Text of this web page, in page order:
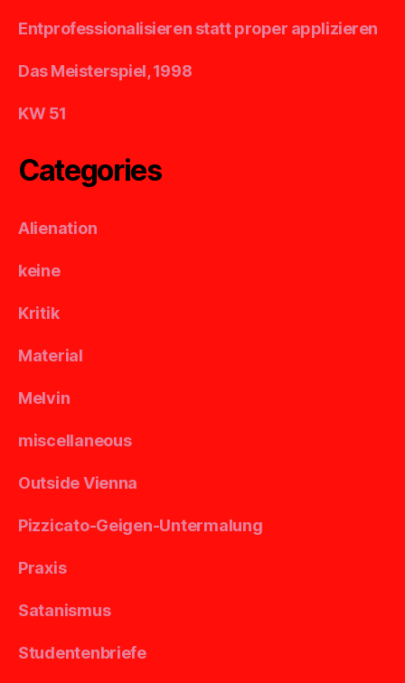
Entprofessionalisieren statt proper applizieren
Das Meisterspiel, 1998
KW 51
Categories
Alienation
keine
Kritik
Material
Melvin
miscellaneous
Outside Vienna
Pizzicato-Geigen-Untermalung
Praxis
Satanismus
Studentenbriefe